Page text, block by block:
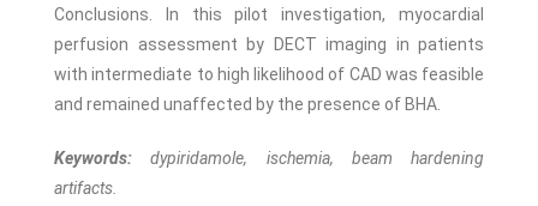
Conclusions. In this pilot investigation, myocardial
perfusion assessment by DECT imaging in patients
with intermediate to high likelihood of CAD was feasible
and remained unaffected by the presence of BHA.
Keywords:dypiridamole, ischemia, beam hardening
artifacts.